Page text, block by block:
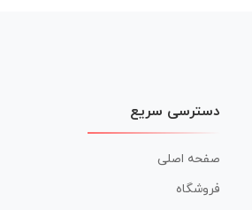
دسترسی سریع
صفحه اصلی
فروشگاه